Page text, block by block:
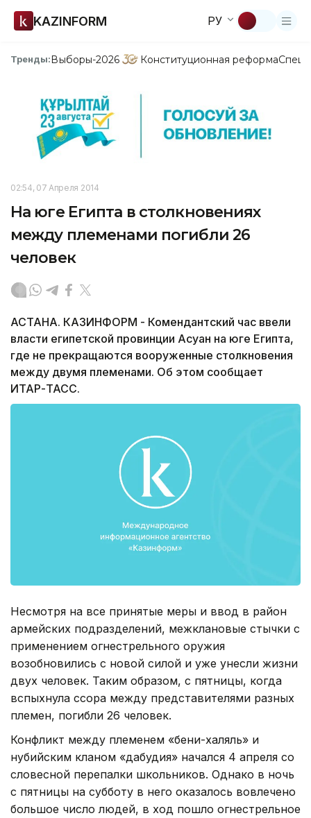
KAZINFORM РУ
Тренды:Выборы-2026 Конституционная реформа
02:54, 07 Апреля 2014
На юге Египта в столкновениях
между племенами погибли 26
человек
АСТАНА. КАЗИНФОРМ - Комендантский час ввели
власти египетской провинции Асуан на юге Египта,
где не прекращаются вооруженные столкновения
между двумя племенами. Об этом сообщает
ИТАР-ТАСС.
Несмотря на все принятые меры и ввод в район
армейских подразделений, межклановые стычки с
применением огнестрельного оружия
возобновились с новой силой и уже унесли жизни
двух человек. Таким образом, с пятницы, когда
вспыхнула ссора между представителями разных
племен, погибли 26 человек.
Конфликт между племенем «бени-халяль» и
нубийским кланом «дабудия» начался 4 апреля со
словесной перепалки школьников. Однако в ночь
с пятницы на субботу в него оказалось вовлечено
большое число людей, в ход пошло огнестрельное